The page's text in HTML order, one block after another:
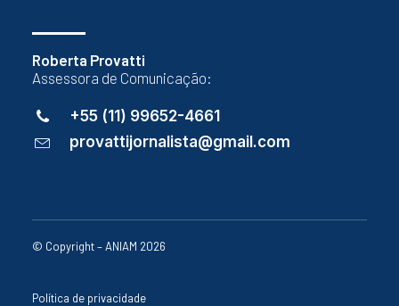
Roberta Provatti
Assessora de Comunicação:
+55 (11) 99652-4661
provattijornalista@gmail.com
© Copyright – ANIAM 2026
Política de privacidade